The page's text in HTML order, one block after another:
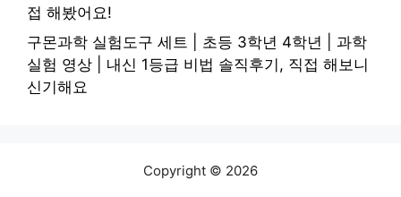
접 해봤어요!
구몬과학 실험도구 세트 | 초등 3학년 4학년 | 과학
실험 영상 | 내신 1등급 비법 솔직후기, 직접 해보니
신기해요
Copyright © 2026